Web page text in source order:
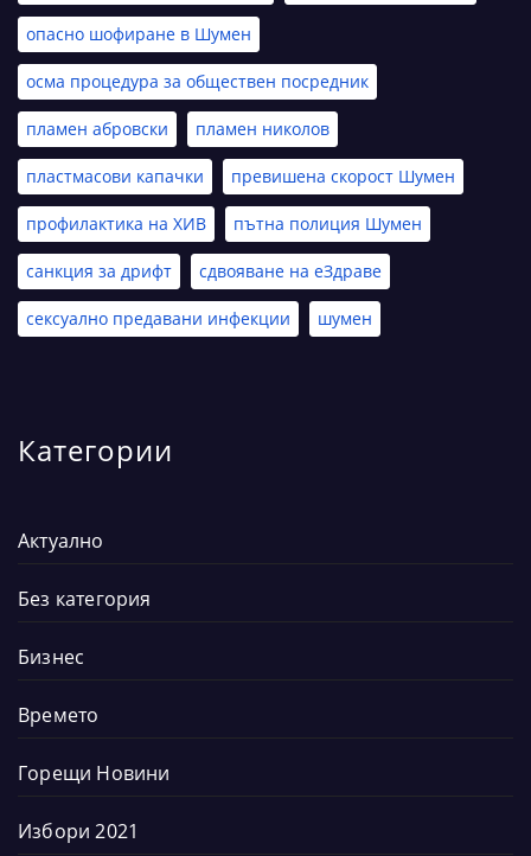
опасно шофиране в Шумен
осма процедура за обществен посредник
пламен абровски пламен николов
пластмасови капачки превишена скорост Шумен
профилактика на ХИВ пътна полиция Шумен
санкция за дрифт сдвояване на еЗдраве
сексуално предавани инфекции шумен
Категории
Актуално
Без категория
Бизнес
Времето
Горещи Новини
Избори 2021